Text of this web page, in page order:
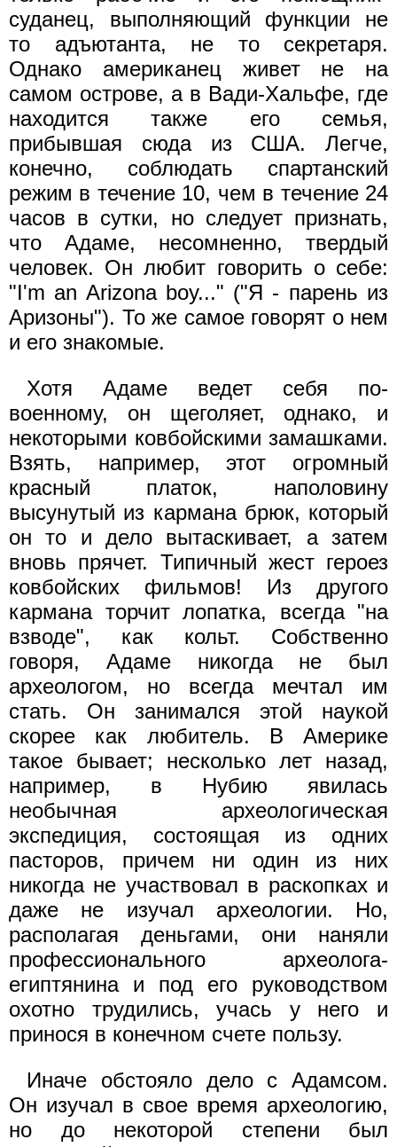
суданец, выполняющий функции не
то адъютанта, не то секретаря.
Однако американец живет не на
самом острове, а в Вади-Хальфе, где
находится также его семья,
прибывшая сюда из США. Легче,
конечно, соблюдать спартанский
режим в течение 10, чем в течение 24
часов в сутки, но следует признать,
что Адаме, несомненно, твердый
человек. Он любит говорить о себе:
"I'm an Arizona boy..." ("Я - парень из
Аризоны"). То же самое говорят о нем
и его знакомые.
Хотя Адаме ведет себя по-
военному, он щеголяет, однако, и
некоторыми ковбойскими замашками.
Взять, например, этот огромный
красный платок, наполовину
высунутый из кармана брюк, который
он то и дело вытаскивает, а затем
вновь прячет. Типичный жест героез
ковбойских фильмов! Из другого
кармана торчит лопатка, всегда "на
взводе", как кольт. Собственно
говоря, Адаме никогда не был
археологом, но всегда мечтал им
стать. Он занимался этой наукой
скорее как любитель. В Америке
такое бывает; несколько лет назад,
например, в Нубию явилась
необычная археологическая
экспедиция, состоящая из одних
пасторов, причем ни один из них
никогда не участвовал в раскопках и
даже не изучал археологии. Но,
располагая деньгами, они наняли
профессионального археолога-
египтянина и под его руководством
охотно трудились, учась у него и
принося в конечном счете пользу.
Иначе обстояло дело с Адамсом.
Он изучал в свое время археологию,
но до некоторой степени был